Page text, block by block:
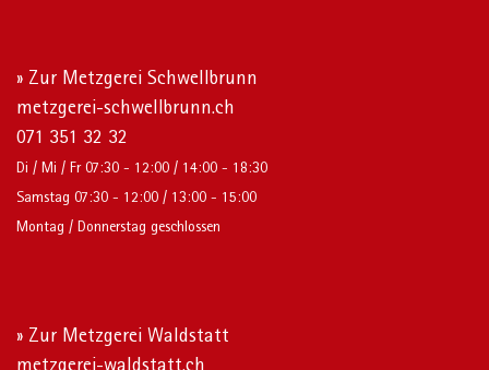
» Zur Metzgerei Schwellbrunn
metzgerei-schwellbrunn.ch
071 351 32 32
Di / Mi / Fr 07:30 - 12:00 / 14:00 - 18:30
Samstag 07:30 - 12:00 / 13:00 - 15:00
Montag / Donnerstag geschlossen
» Zur Metzgerei Waldstatt